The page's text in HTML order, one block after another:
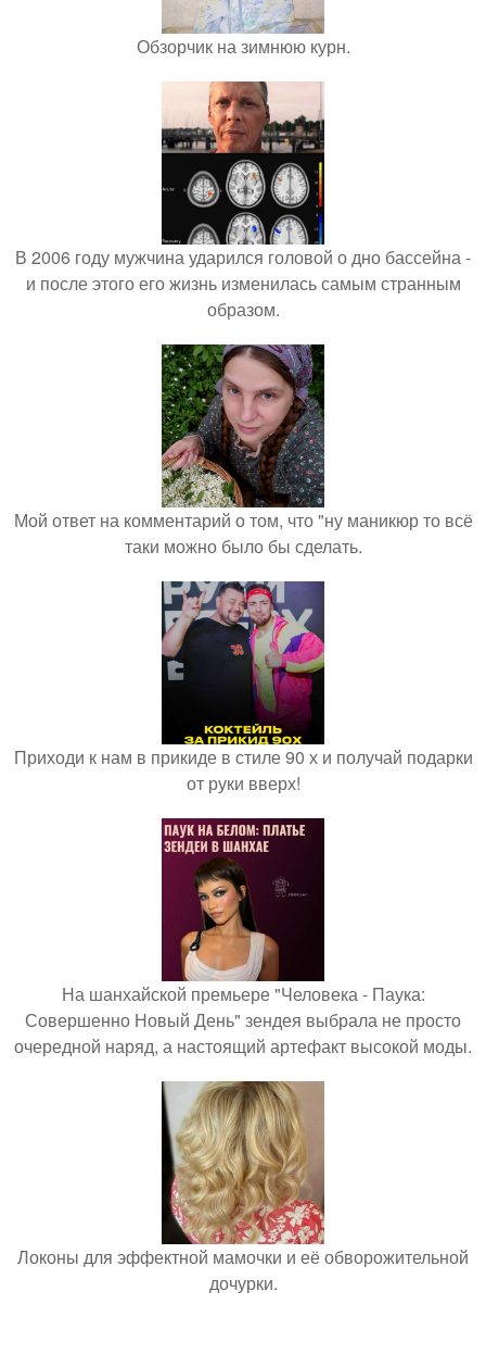
Обзорчик на зимнюю курн.
В 2006 году мужчина ударился головой о дно бассейна -
и после этого его жизнь изменилась самым странным
образом.
Мой ответ на комментарий о том, что "ну маникюр то всё
таки можно было бы сделать.
Приходи к нам в прикиде в стиле 90 х и получай подарки
от руки вверх!
На шанхайской премьере "Человека - Паука:
Совершенно Новый День" зендея выбрала не просто
очередной наряд, а настоящий артефакт высокой моды.
Локоны для эффектной мамочки и её обворожительной
дочурки.